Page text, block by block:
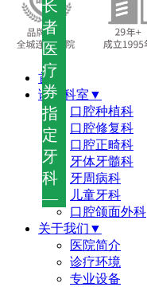
长
者
医
疗
券
指
定
牙
科
—
首页
诊疗科室▼
口腔种植科
口腔修复科
口腔正畸科
牙体牙髓科
牙周病科
儿童牙科
口腔颌面外科
关于我们▼
医院简介
诊疗环境
专业设备